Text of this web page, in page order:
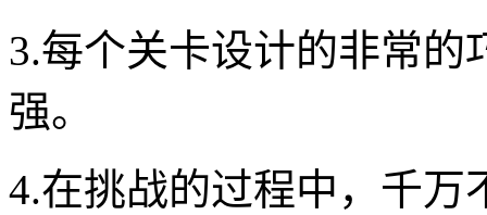
3.每个关卡设计的非常的
强。
4.在挑战的过程中，千万